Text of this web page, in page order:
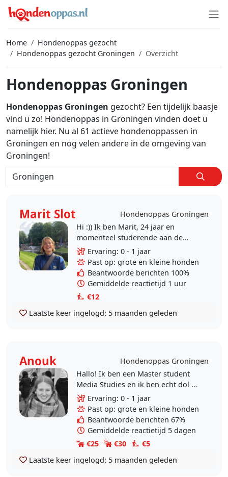
Home
Hondenoppas gezocht
Hondenoppas gezocht Groningen
Overzicht
Hondenoppas Groningen
Hondenoppas Groningen gezocht? Een tijdelijk baasje
vind u zo! Hondenoppas in Groningen vinden doet u
namelijk hier. Nu al 61 actieve hondenoppassen in
Groningen en nog velen andere in de omgeving van
Groningen!
Marit Slot
Hondenoppas Groningen
Hi :)) Ik ben Marit, 24 jaar en
momenteel studerende aan de
rijksuniversiteit van Groningen. In
de weekenden ga ik op bezoek bij
mijn eigen twee..
Ervaring: 0 - 1 jaar
Past op: grote en kleine honden
Beantwoorde berichten 100%
Gemiddelde reactietijd 1 uur
€12
Laatste keer ingelogd: 5 maanden geleden
Anouk
Hondenoppas Groningen
Hallo! Ik ben een Master student
Media Studies en ik ben echt dol op
honden. Ik geniet van de
aanwezigheid van honden en het
wandelen met ze. Ik heb..
Ervaring: 0 - 1 jaar
Past op: grote en kleine honden
Beantwoorde berichten 67%
Gemiddelde reactietijd 5 dagen
€25
€30
€5
Laatste keer ingelogd: 5 maanden geleden